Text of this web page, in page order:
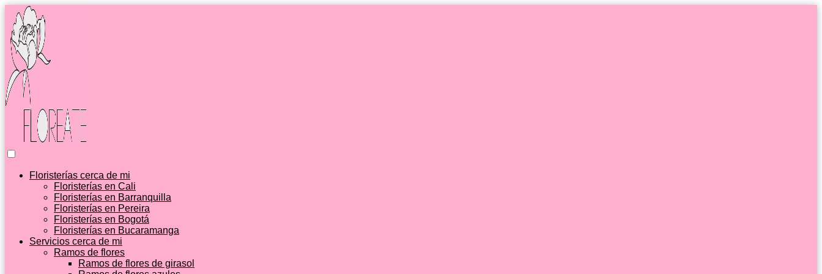
Floristerías cerca de mi
Floristerías en Cali
Floristerías en Barranquilla
Floristerías en Pereira
Floristerías en Bogotá
Floristerías en Bucaramanga
Servicios cerca de mi
Ramos de flores
Ramos de flores de girasol